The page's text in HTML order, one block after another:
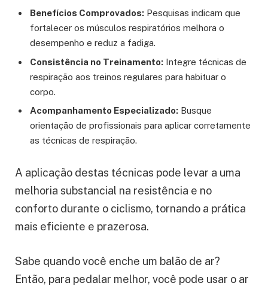
Benefícios Comprovados: Pesquisas indicam que
fortalecer os músculos respiratórios melhora o
desempenho e reduz a fadiga.
Consistência no Treinamento: Integre técnicas de
respiração aos treinos regulares para habituar o
corpo.
Acompanhamento Especializado: Busque
orientação de profissionais para aplicar corretamente
as técnicas de respiração.
A aplicação destas técnicas pode levar a uma
melhoria substancial na resistência e no
conforto durante o ciclismo, tornando a prática
mais eficiente e prazerosa.
Sabe quando você enche um balão de ar?
Então, para pedalar melhor, você pode usar o ar